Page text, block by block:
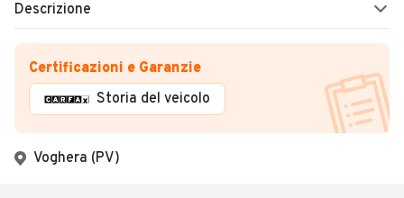
Descrizione
Certificazioni e Garanzie
Storia del veicolo
Voghera (PV)